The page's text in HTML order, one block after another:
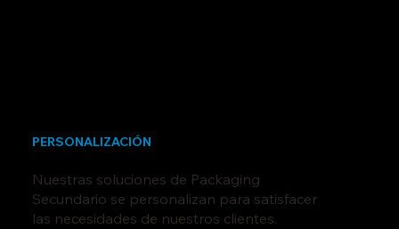
PERSONALIZACIÓN
Nuestras soluciones de Packaging
Secundario se personalizan para satisfacer
las necesidades de nuestros clientes.